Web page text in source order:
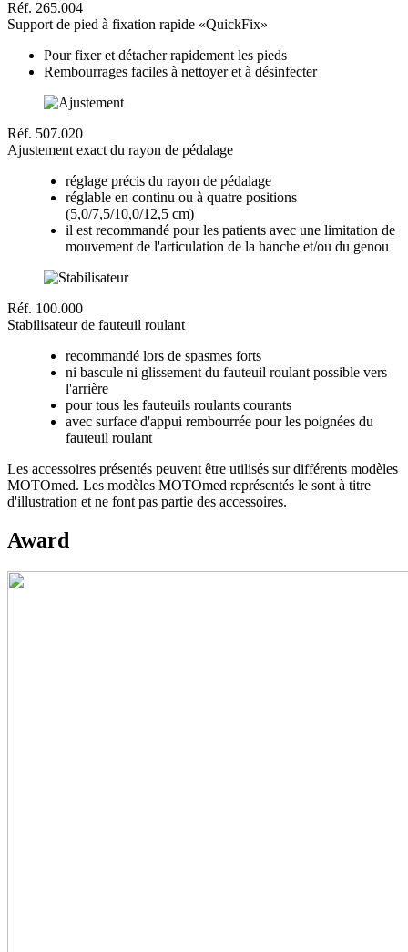
Réf. 265.004
Support de pied à fixation rapide «QuickFix»
Pour fixer et détacher rapidement les pieds
Rembourrages faciles à nettoyer et à désinfecter
Réf. 507.020
Ajustement exact du rayon de pédalage
réglage précis du rayon de pédalage
réglable en continu ou à quatre positions
(5,0/7,5/10,0/12,5 cm)
il est recommandé pour les patients avec une limitation de
mouvement de l'articulation de la hanche et/ou du genou
Réf. 100.000
Stabilisateur de fauteuil roulant
recommandé lors de spasmes forts
ni bascule ni glissement du fauteuil roulant possible vers
l'arrière
pour tous les fauteuils roulants courants
avec surface d'appui rembourrée pour les poignées du
fauteuil roulant
Les accessoires présentés peuvent être utilisés sur différents modèles
MOTOmed. Les modèles MOTOmed représentés le sont à titre
d'illustration et ne font pas partie des accessoires.
Award